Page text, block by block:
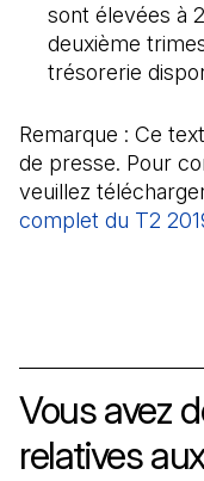
sont élevées à
deuxième
trésorerie
Remarque : Ce
de presse. Pour
veuillez
complet du T2
Vous avez
relatives